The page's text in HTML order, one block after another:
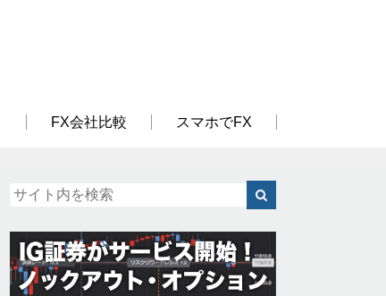
FX会社比較 スマホでFX